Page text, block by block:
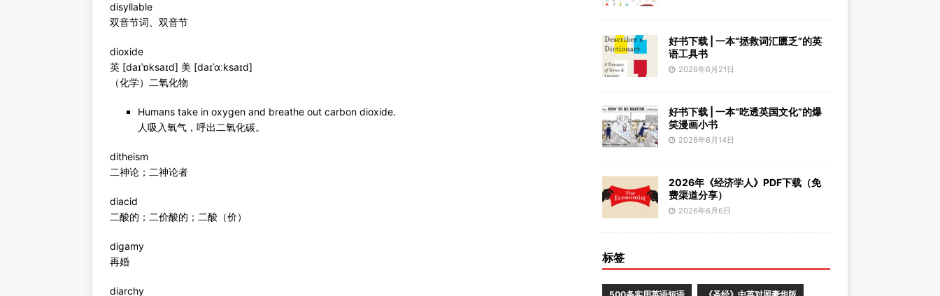
disyllable
双音节词、双音节
dioxide
英 [daɪˈɒksaɪd] 美 [daɪˈɑːksaɪd]
（化学）二氧化物
Humans take in oxygen and breathe out carbon dioxide.
人吸入氧气，呼出二氧化碳。
ditheism
二神论；二神论者
diacid
二酸的；二价酸的；二酸（价）
digamy
再婚
diarchy
好书下载 | 一本“拯救词汇匮乏”的英
语工具书
2026年6月21日
好书下载 | 一本“吃透英国文化”的爆
笑漫画小书
2026年6月14日
2026年《经济学人》PDF下载（免
费渠道分享）
2026年6月6日
标签